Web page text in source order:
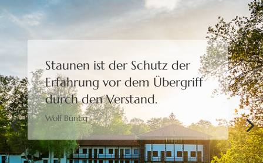
Staunen ist der Schutz der
Erfahrung vor dem Übergriff
durch den Verstand.
Wolf Büntig
Bewusstheit gibt uns die
Freiheit,eine Wahl zu treffen.
Moshé Feldenkrais